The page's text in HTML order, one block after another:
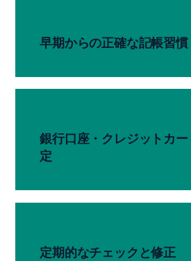
早期からの正確な記帳習慣
銀行口座・クレジットカ
定
定期的なチェックと修正